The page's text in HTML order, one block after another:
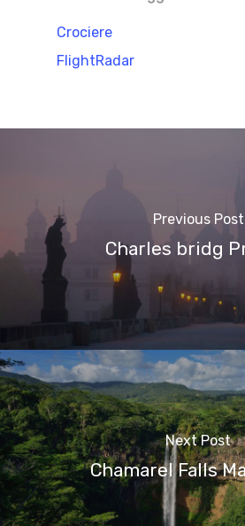
Crociere
FlightRadar
Previous Post
Charles bridg
Next Post
Chamarel Falls